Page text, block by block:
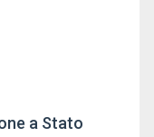
a Stato